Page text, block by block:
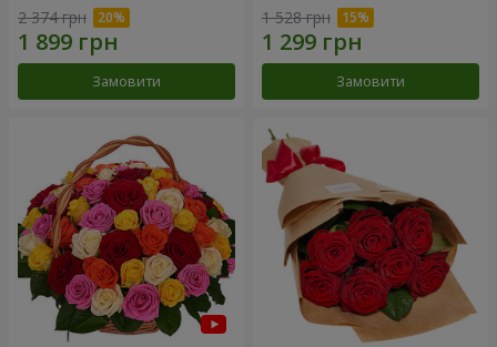
2 374 грн
Замовити
1 528 грн
Замовити